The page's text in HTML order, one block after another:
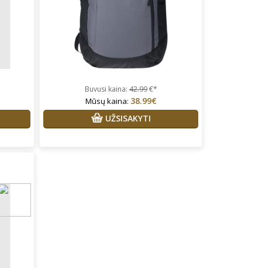
Buvusi kaina:42.99€*
Mūsų kaina: 38.99€
UŽSISAKYTI